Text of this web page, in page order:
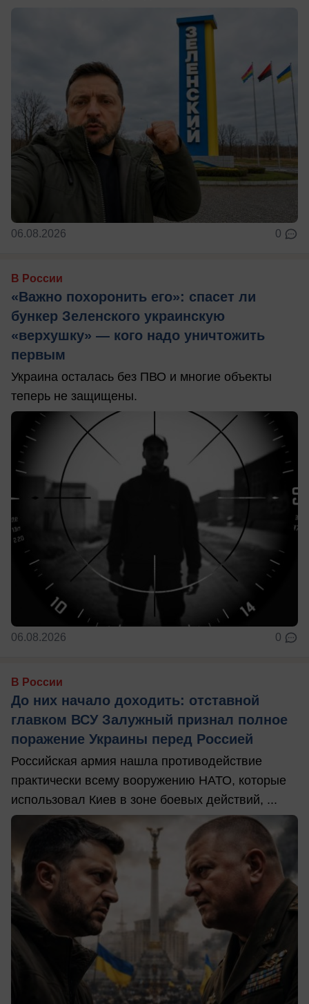
06.08.2026 0
В России
«Важно похоронить его»: спасет ли
бункер Зеленского украинскую
«верхушку» — кого надо уничтожить
первым
Украина осталась без ПВО и многие объекты
теперь не защищены.
06.08.2026 0
В России
До них начало доходить: отставной
главком ВСУ Залужный признал полное
поражение Украины перед Россией
Российская армия нашла противодействие
практически всему вооружению НАТО, которые
использовал Киев в зоне боевых действий, ...